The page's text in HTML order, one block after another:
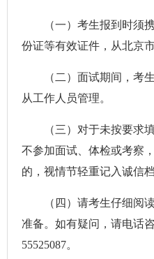
（一）考生报到时须携
份证等有效证件，从北京
（二）面试期间，考生
从工作人员管理。
（三）对于未按要求填
不参加面试、体检或考察
的，视情节轻重记入诚信档
（四）请考生仔细阅读
准备。如有疑问，请电话
55525087。